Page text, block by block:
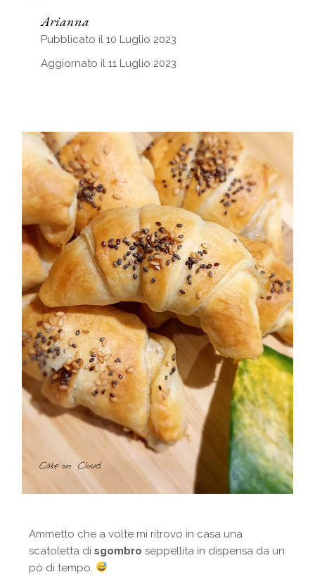
Arianna
Pubblicato il 10 Luglio 2023
Aggiornato il 11 Luglio 2023
Ammetto che a volte mi ritrovo in casa una
scatoletta disgombroseppellita in dispensa da un
pò di tempo.